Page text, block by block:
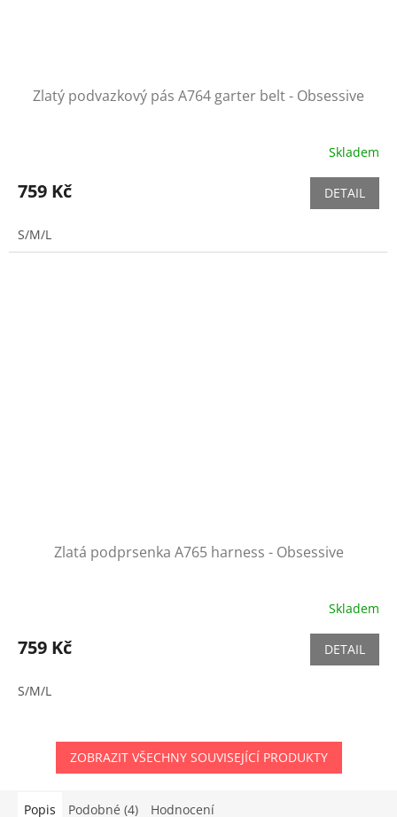
Zlatý podvazkový pás A764 garter belt - Obsessive
Skladem
759 Kč DETAIL
S/M/L
Zlatá podprsenka A765 harness - Obsessive
Skladem
759 Kč DETAIL
S/M/L
ZOBRAZIT VŠECHNY SOUVISEJÍCÍ PRODUKTY
Popis Podobné (4) Hodnocení